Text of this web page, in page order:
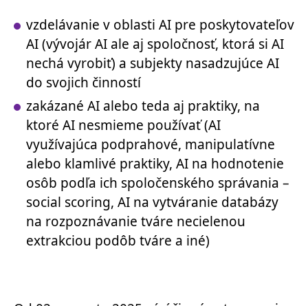
vzdelávanie v oblasti AI pre poskytovateľov
AI (vývojár AI ale aj spoločnosť, ktorá si AI
nechá vyrobiť) a subjekty nasadzujúce AI
do svojich činností
zakázané AI alebo teda aj praktiky, na
ktoré AI nesmieme používať (AI
využívajúca podprahové, manipulatívne
alebo klamlivé praktiky, AI na hodnotenie
osôb podľa ich spoločenského správania –
social scoring, AI na vytváranie databázy
na rozpoznávanie tváre necielenou
extrakciou podôb tváre a iné)